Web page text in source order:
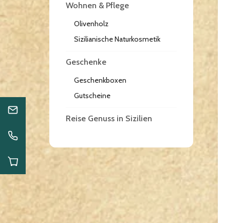
Wohnen & Pflege
Olivenholz
Sizilianische Naturkosmetik
Geschenke
Geschenkboxen
Gutscheine
Reise Genuss in Sizilien